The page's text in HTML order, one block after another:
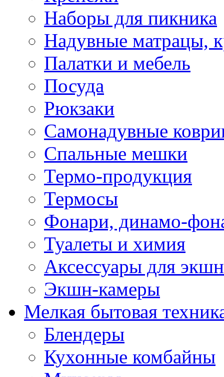
Наборы для пикника
Надувные матрацы,
Палатки и мебель
Посуда
Рюкзаки
Самонадувные
Спальные мешки
Термо-продукция
Термосы
Фонари, динамо-
Туалеты и химия
Аксессуары для
Экшн-камеры
Мелкая бытовая
Блендеры
Кухонные комбайны